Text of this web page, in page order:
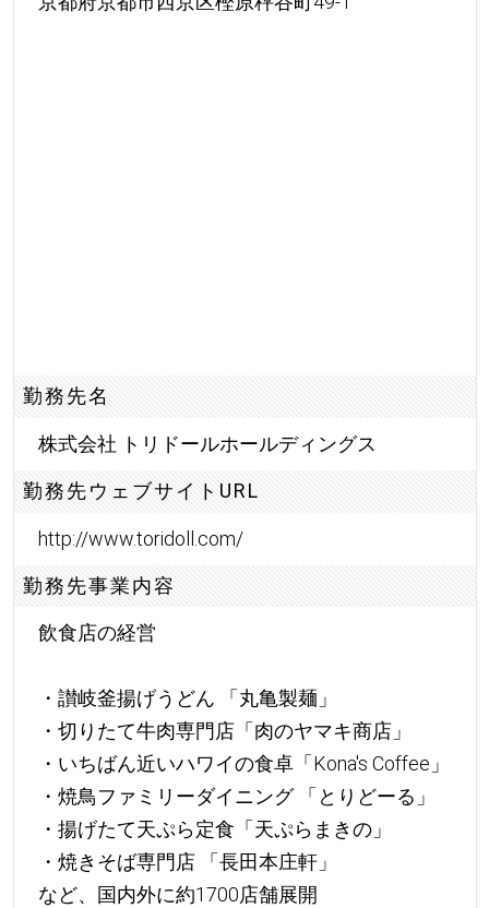
勤務先名
株式会社 トリドールホールディングス
勤務先ウェブサイトURL
http://www.toridoll.com/
勤務先事業内容
飲食店の経営
・讃岐釜揚げうどん 「丸亀製麺」
・切りたて牛肉専門店「肉のヤマキ商店」
・いちばん近いハワイの食卓「Kona's Coffee」
・焼鳥ファミリーダイニング 「とりどーる」
・揚げたて天ぷら定食「天ぷらまきの」
・焼きそば専門店 「長田本庄軒」
など、国内外に約1700店舗展開